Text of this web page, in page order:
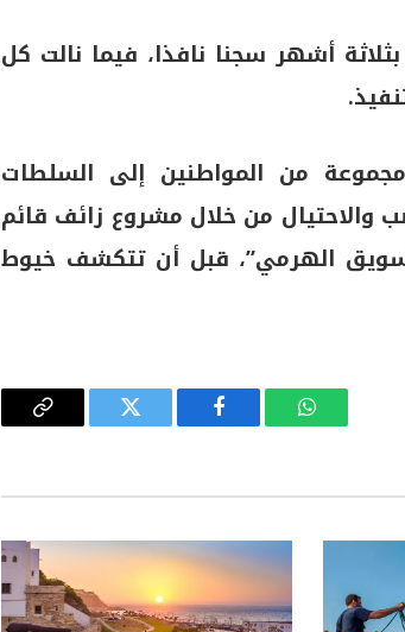
أشهر سجنا نافذا، فيما نالت كل
من المواطنين إلى السلطات
والاحتيال من خلال مشروع زائف قائم
الهرمي”، قبل أن تتكشف خيوط
واتساب فيسبوك تويتر
Copy